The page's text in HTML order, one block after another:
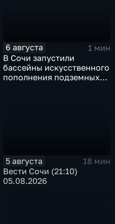
6 августа
1 мин
В Сочи запустили
бассейны искусственного
пополнения подземных
5 августа
18 мин
Вести Сочи (21:10)
05.08.2026